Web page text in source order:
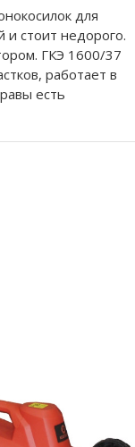
для
и стоит недорого.
ГКЭ 1600/37
работает в
есть